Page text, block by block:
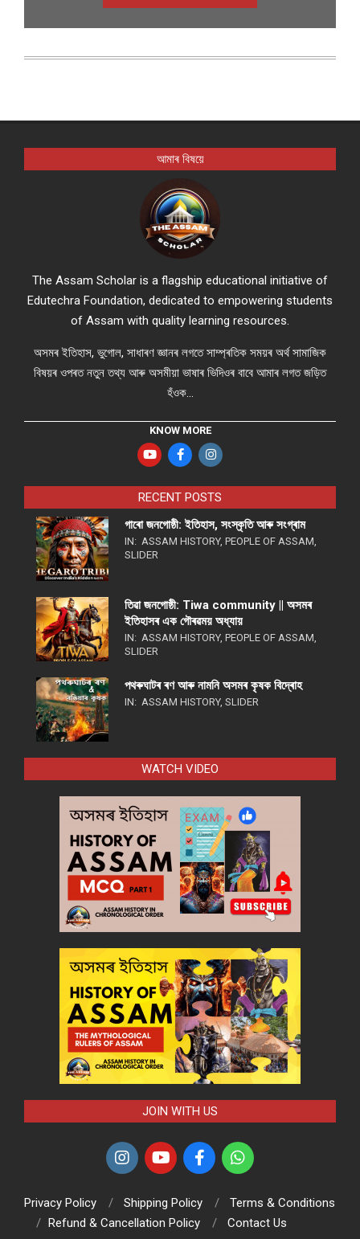
আমাৰ বিষয়ে
The Assam Scholar is a flagship educational initiative of
Edutechra Foundation, dedicated to empowering students
of Assam with quality learning resources.
অসমৰ ইতিহাস, ভুগোল, সাধাৰণ জ্ঞানৰ লগতে সাম্প্ৰতিক সময়ৰ অৰ্থ সামাজিক
বিষয়ৰ ওপৰত নতুন তথ্য আৰু অসমীয়া ভাষাৰ ভিদিওৰ বাবে আমাৰ লগত জড়িত
হঁওক...
KNOW MORE
RECENT POSTS
গাৰো জনগোষ্ঠী: ইতিহাস, সংস্কৃতি আৰু সংগ্ৰাম
IN: ASSAM HISTORY, PEOPLE OF ASSAM
SLIDER
তিৱা জনগোষ্ঠী: Tiwa community || অসমৰ
ইতিহাসৰ এক গৌৰৱময় অধ্যায়
IN: ASSAM HISTORY, PEOPLE OF ASSAM
SLIDER
পথ​ৰুঘাট​ৰ ৰণ আৰু নামনি অসম​ৰ কৃষক বিদ্ৰোহ​
IN: ASSAM HISTORY, SLIDER
WATCH VIDEO
JOIN WITH US
Privacy Policy Shipping Policy
Terms & Conditions
Refund & Cancellation Policy
Contact Us